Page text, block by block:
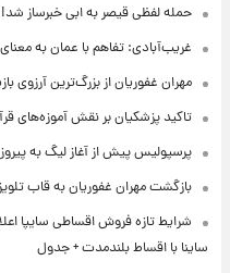
حمله لفظی قیصر به ابی خبرساز شد!
غریب‌آبادی: تفاهم با عمان به
مهران غفوریان از بزرگ‌ترین آرزوی
تاکید پزشکیان بر نقش آموزه‌های
پرسپولیس پیش از آغاز لیگ به
بازگشت مهران غفوریان به قاب
شرایط تازه فروش اقساطی سایپا
ساینا با اقساط بلندمدت + جدول